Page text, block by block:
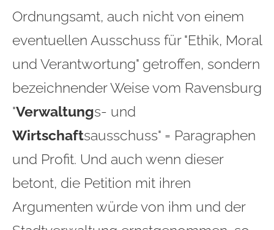
Ordnungsamt, auch nicht von einem
eventuellen Ausschuss für "Ethik, Moral
und Verantwortung" getroffen, sondern
bezeichnender Weise vom Ravensburg
"Verwaltungs- und
Wirtschaftsausschuss" = Paragraphen
und Profit. Und auch wenn dieser
betont, die Petition mit ihren
Argumenten würde von ihm und der